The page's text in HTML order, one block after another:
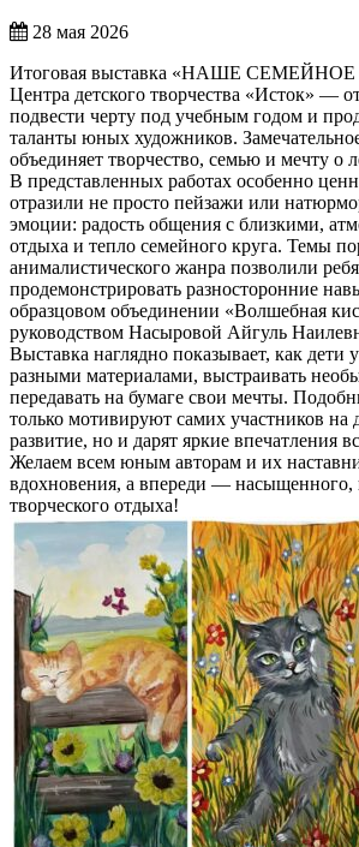
28 мая 2026
Итоговая выставка «НАШЕ СЕМЕЙНОЕ
Центра детского творчества «Исток» —
подвести черту под учебным годом и
таланты юных художников.
объединяет творчество, семью и мечту о
В представленных работах особенно
отразили не просто пейзажи или
эмоции: радость общения с близкими,
отдыха и тепло семейного круга. Темы
анималистического жанра позволили
продемонстрировать разносторонние
образцовом объединении «Волшебная
руководством Насыровой Айгуль
Выставка наглядно показывает, как дети
разными материалами, выстраивать
передавать на бумаге свои мечты.
только мотивируют самих участников на
развитие, но и дарят яркие впечатления
Желаем всем юным авторам и их
вдохновения, а впереди — насыщенного,
творческого отдыха!